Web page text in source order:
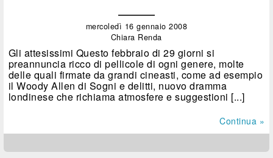
mercoledì 16 gennaio 2008
Chiara Renda
Gli attesissimi Questo febbraio di 29 giorni si
preannuncia ricco di pellicole di ogni genere, molte
delle quali firmate da grandi cineasti, come ad esempio
il Woody Allen di Sogni e delitti, nuovo dramma
londinese che richiama atmosfere e suggestioni [...]
Continua »